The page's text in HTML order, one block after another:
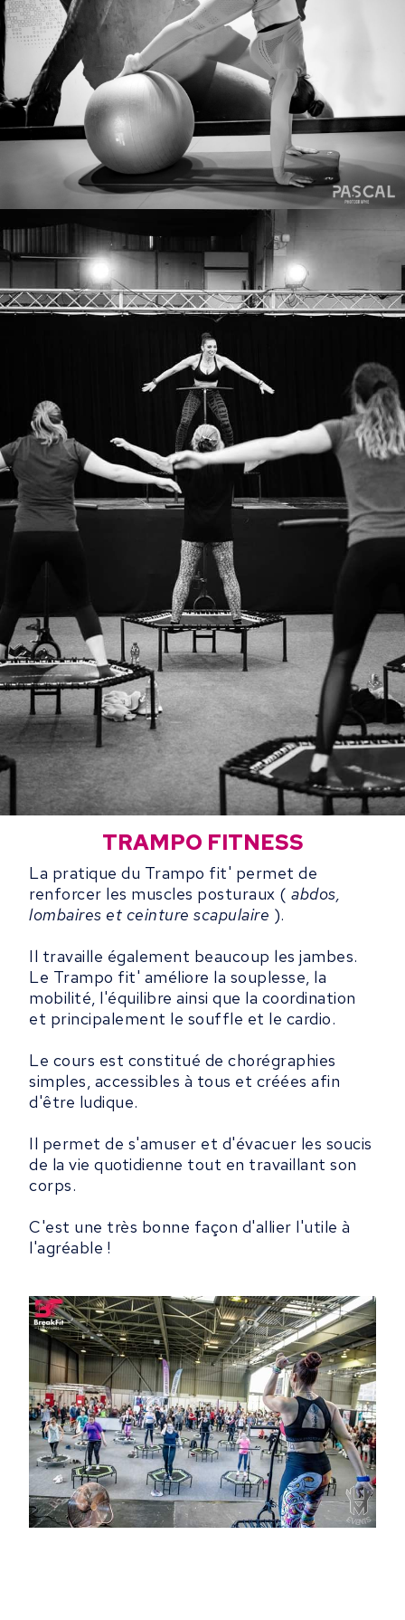
TRAMPO FITNESS
La pratique du Trampo fit' permet de
renforcer les muscles posturaux ( abdos,
lombaires et ceinture scapulaire ).
Il travaille également beaucoup les jambes.
Le Trampo fit' améliore la souplesse, la
mobilité, l'équilibre ainsi que la coordination
et principalement le souffle et le cardio.
Le cours est constitué de chorégraphies
simples, accessibles à tous et créées afin
d'être ludique.
Il permet de s'amuser et d'évacuer les soucis
de la vie quotidienne tout en travaillant son
corps.
C'est une très bonne façon d'allier l'utile à
l'agréable !